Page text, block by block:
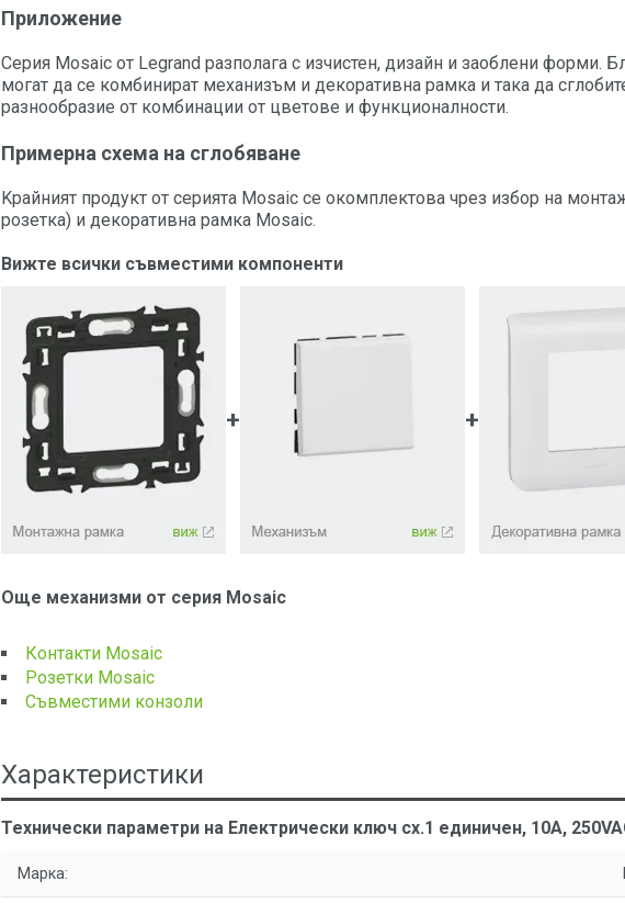
Приложение
Серия Mosaic от Legrand разполага с изчистен, дизайн и заоблени форми.
могат да се комбинират механизъм и декоративна рамка и така да
разнообразие от комбинации от цветове и функционалности.
Примерна схема на сглобяване
Kрайният продукт от серията Mosaic се окомплектова чрез избор на
розетка) и декоративна рамка Mosaic.
Вижте всички съвместими компоненти
+ +
Още механизми от серия Mosaic
Контакти Mosaic
Розетки Mosaic
Съвместими конзоли
Характеристики
Технически параметри на Електрически ключ сх.1 единичен, 10A,
Марка: